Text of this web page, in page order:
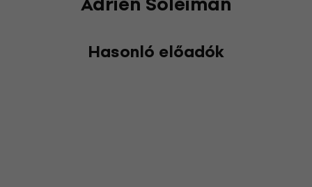
Hasonló előadók